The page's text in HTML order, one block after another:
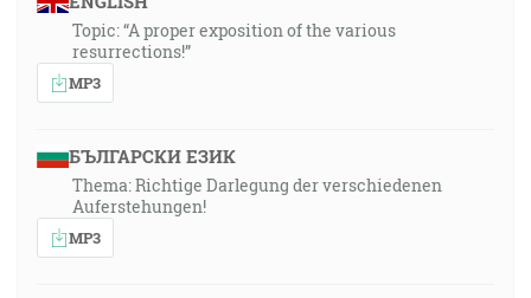
Topic: “A proper exposition of the various
resurrections!”
MP3
БЪЛГАРСКИ ЕЗИК
Thema: Richtige Darlegung der verschiedenen
Auferstehungen!
MP3